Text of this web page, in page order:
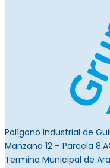
Polígono Industrial de
Manzana 12 – Parcela
Termino Municipal de